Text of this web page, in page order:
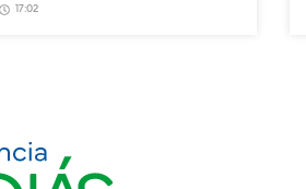
17:02